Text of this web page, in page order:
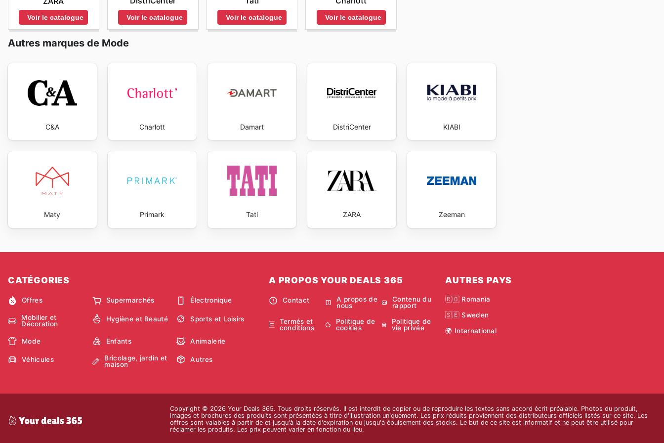
Voir le catalogue Voir le catalogue Voir le catalogue Voir le catalogue
Autres marques de Mode
C&A Charlott Damart DistriCenter KIABI
Maty Primark Tati ZARA Zeeman
CATÉGORIES
Offres Supermarchés Électronique
Mobilier et
Décoration
Hygiène et Beauté Sports et Loisirs
Mode Enfants Animalerie
Véhicules
Bricolage, jardin et
maison
Autres
A PROPOS YOUR DEALS 365
Contact
A propos de
nous
Contenu du
rapport
Termés et
conditions
Politique de
cookies
Politique de
vie privée
AUTRES PAYS
🇷🇴 Romania
🇸🇪 Sweden
🌍 International
Copyright © 2026 Your Deals 365. Tous droits réservés. Il est interdit de copier ou de reproduire les textes sans accord écrit préalable. Photos du produit,
images et brochures des produits sont présentées à titre d'illustration uniquement. Les prix réduits proviennent des distributeurs officiels listés sur ce site. Les
offres sont valables à partir de et jusqu'à la date d'expiration ou jusqu'à épuisement des stocks. Le but de ce site est informatif et ne peut être utilisé pour
réclamer les produits. Les prix peuvent varier en fonction du lieu.